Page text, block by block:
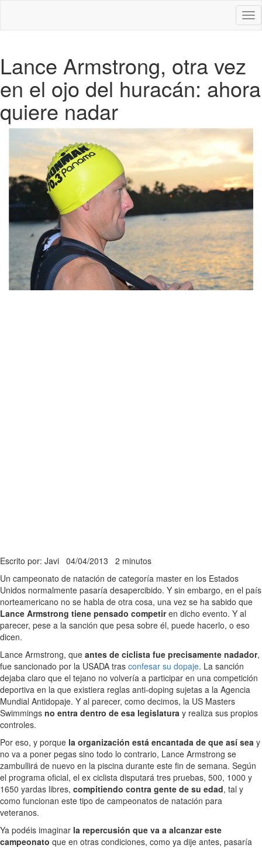
Lance Armstrong, otra vez
en el ojo del huracán: ahora
quiere nadar
Escrito por: Javi 04/04/2013 2 minutos
Un campeonato de natación de categoría master en los Estados
Unidos normalmente pasaría desapercibido. Y sin embargo, en el país
norteamericano no se habla de otra cosa, una vez se ha sabido que
Lance Armstrong tiene pensado competiren dicho evento. Y al
parecer, pese a la sanción que pesa sobre él, puede hacerlo, o eso
dicen.
Lance Armstrong, que antes de ciclista fue precisamente nadador,
fue sancionado por la USADA tras confesar su dopaje. La sanción
dejaba claro que el tejano no volvería a participar en una competición
deportiva en la que existiera reglas anti-doping sujetas a la Agencia
Mundial Antidopaje. Y al parecer, como decimos, la US Masters
Swimmings no entra dentro de esa legislatura y realiza sus propios
controles.
Por eso, y porque la organización está encantada de que así sea y
no va a poner pegas sino todo lo contrario, Lance Armstrong se
zambullirá de nuevo en la piscina durante este fin de semana. Según
el programa oficial, el ex ciclista disputará tres pruebas, 500, 1000 y
1650 yardas libres, compitiendo contra gente de su edad, tal y
como funcionan este tipo de campeonatos de natación para
veteranos.
Ya podéis imaginar la repercusión que va a alcanzar este
campeonato que en otras condiciones, como ya dije antes, pasaría